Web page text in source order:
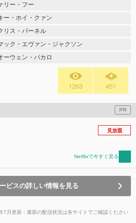
リー・フー
ー・ホイ・クァン
リス・パーネル
ック・エヴァン・ジャクソン
ーウェン・バカロ
1263 451
PR
見放題
Netflixで今すぐ見る
ビスの詳しい情報を見る
7月更新：最新の配信状況は各サイトでご確認ください